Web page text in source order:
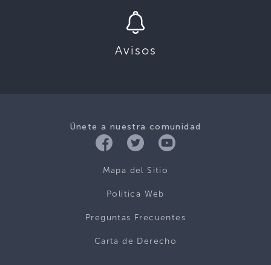
Avisos
Únete a nuestra comunidad
Mapa del Sitio
Politica Web
Preguntas Frecuentes
Carta de Derecho